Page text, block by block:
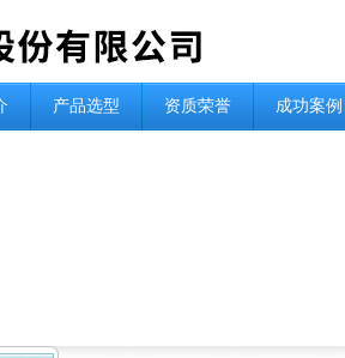
产品选型 资质荣誉 成功案例